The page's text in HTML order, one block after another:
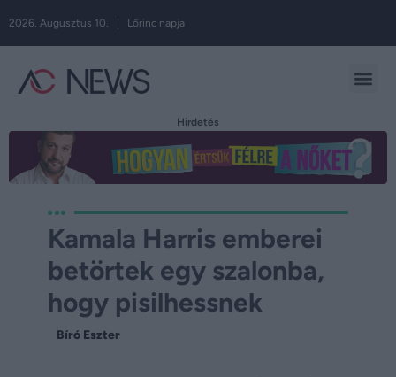
2026. Augusztus 10. | Lőrinc napja
Hirdetés
Kamala Harris emberei
betörtek egy szalonba,
hogy pisilhessnek
Bíró Eszter